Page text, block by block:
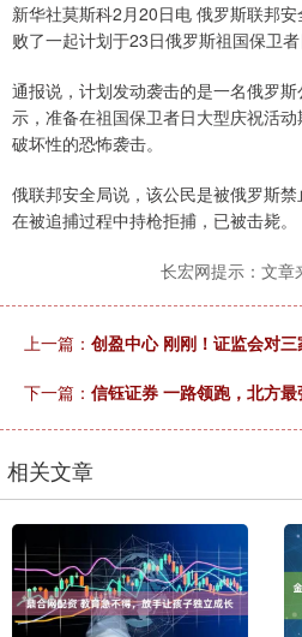
新华社莫斯科2月20日电 俄罗斯联邦
败了一起计划于23日俄罗斯祖国保卫者
通报说，计划发动袭击的是一名俄罗
示，准备在祖国保卫者日大型庆祝活
破坏性的恐怖袭击。
俄联邦安全局说，该公民是被俄罗斯
在被追捕过程中持枪拒捕，已被击毙。
长宏网提示：文章
上一篇： 创盈中心 刚刚！证监会对
下一篇： 信钰证券 一路领跑，北方最
相关文章